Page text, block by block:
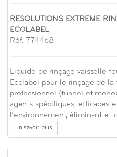
RESOLUTIONS EXTREME
ECOLABEL
Réf. 774468
Liquide de rinçage vaisselle
Ecolabel pour le rinçage de la
professionnel (tunnel et
agents spécifiques, efficaces
l’environnement, éliminant et
En savoir plus